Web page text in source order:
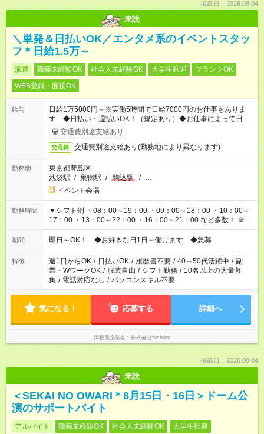
掲載日：2026.08.04
未読
＼単発＆日払いOK／エンタメ系のイベントスタッ
フ＊日給1.5万～
派遣 職種未経験OK 社会人未経験OK 大学生歓迎
ブランクOK
WEB登録・面接OK
給与
日給1万5000円～※実働5時間で日給7000円のお仕事もありま
す ◆日払い・週払いOK！（規定あり）◆お仕事によって日給も
異なります
交通費別途支給あり
交通費 交通費別途支給あり(勤務地により異なります)
勤務地
東京都豊島区
池袋駅 / 巣鴨駅 / 駒込駅 / …
イベント会場
勤務時間
▼シフト例 ・08：00～19：00 ・09：00～18：00 ・10：00～
17：00 ・13：00～22：00 ・16：00～21：00 など多数！ ※お
仕事により勤務時間が異なります
期間 即日～OK！ ◆お好きな日1日～働けます ◆急募
特徴 週1日からOK / 日払いOK / 履歴書不要 / 40～50代活躍中 / 副
業・WワークOK / 服装自由 / シフト勤務 / 10名以上の大量募
集 / 電話対応なし / パソコンスキル不要
気になる！ 応募する 詳細へ
掲載元企業名 株式会社fosbury
掲載日：2026.08.04
未読
＜SEKAI NO OWARI＊8月15日・16日＞ドーム公
演のサポートバイト
アルバイト 職種未経験OK 社会人未経験OK 大学生歓迎